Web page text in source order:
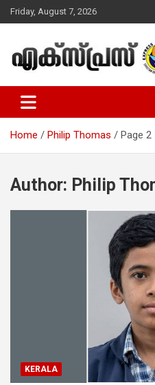
Skip
to
Friday, August 7, 2026
Express
Christian News
Home Philip Thomas Page 2
Author: Philip
KERALA